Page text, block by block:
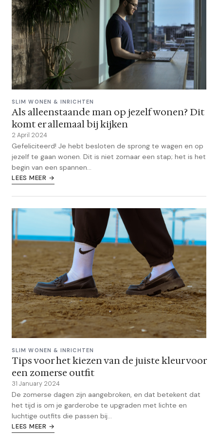
SLIM WONEN & INRICHTEN
Als alleenstaande man op jezelf wonen? Dit
komt er allemaal bij kijken
2 April 2024
Gefeliciteerd! Je hebt besloten de sprong te wagen en op
jezelf te gaan wonen. Dit is niet zomaar een stap; het is het
begin van een spannen...
LEES MEER →
SLIM WONEN & INRICHTEN
Tips voor het kiezen van de juiste kleur voor
een zomerse outfit
31 January 2024
De zomerse dagen zijn aangebroken, en dat betekent dat
het tijd is om je garderobe te upgraden met lichte en
luchtige outfits die passen bij...
LEES MEER →